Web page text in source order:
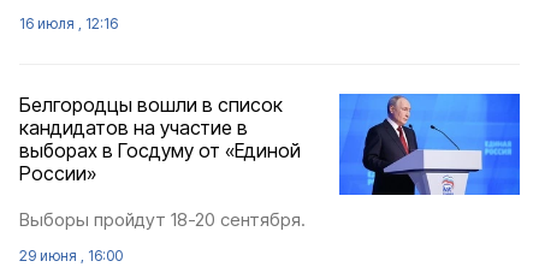
16 июля , 12:16
Белгородцы вошли в список
кандидатов на участие в
выборах в Госдуму от «Единой
России»
Выборы пройдут 18-20 сентября.
29 июня , 16:00